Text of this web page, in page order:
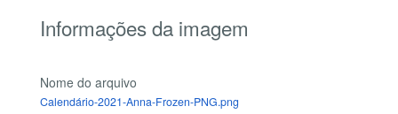
Informações da imagem
Nome do arquivo
Calendário-2021-Anna-Frozen-PNG.png